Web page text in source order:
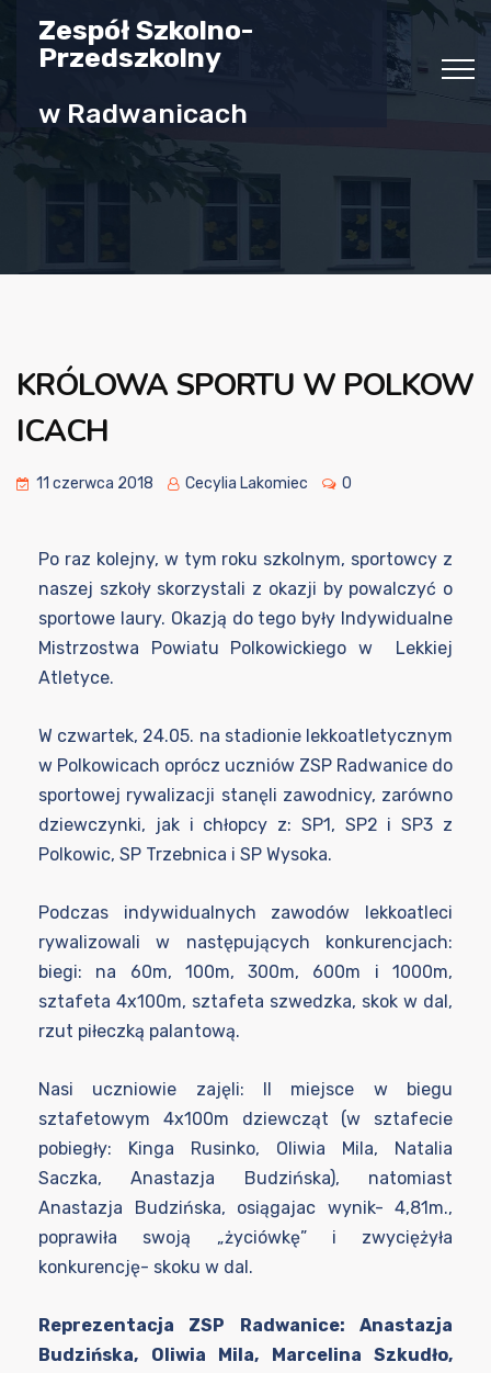
Zespół Szkolno-
Przedszkolny
w Radwanicach
KRÓLOWA SPORTU W POLKOW
ICACH
11 czerwca 2018 Cecylia Lakomiec 0
Po raz kolejny, w tym roku szkolnym, sportowcy z
naszej szkoły skorzystali z okazji by powalczyć o
sportowe laury. Okazją do tego były Indywidualne
Mistrzostwa Powiatu Polkowickiego w Lekkiej
Atletyce.
W czwartek, 24.05. na stadionie lekkoatletycznym
w Polkowicach oprócz uczniów ZSP Radwanice do
sportowej rywalizacji stanęli zawodnicy, zarówno
dziewczynki, jak i chłopcy z: SP1, SP2 i SP3 z
Polkowic, SP Trzebnica i SP Wysoka.
Podczas indywidualnych zawodów lekkoatleci
rywalizowali w następujących konkurencjach:
biegi: na 60m, 100m, 300m, 600m i 1000m,
sztafeta 4x100m, sztafeta szwedzka, skok w dal,
rzut piłeczką palantową.
Nasi uczniowie zajęli: II miejsce w biegu
sztafetowym 4x100m dziewcząt (w sztafecie
pobiegły: Kinga Rusinko, Oliwia Mila, Natalia
Saczka, Anastazja Budzińska), natomiast
Anastazja Budzińska, osiągajac wynik- 4,81m.,
poprawiła swoją „życiówkę” i zwyciężyła
konkurencję- skoku w dal.
Reprezentacja ZSP Radwanice: Anastazja
Budzińska, Oliwia Mila, Marcelina Szkudło,